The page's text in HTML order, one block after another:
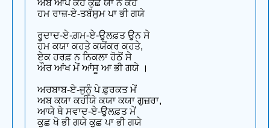
ਅਬ ਆਪ ਕਹੇ ਕੁਛ ਯਾ ਨ ਕਹੇ
ਹਮ ਰਾਜ਼-ਏ-ਤਬੱਸੁਮ ਪਾ ਭੀ ਗਯੇ
ਰੂਦਾਦ-ਏ-ਗ਼ਮ-ਏ-ਉਲਫ਼ਤ ਉਨ ਸੇ
ਹਮ ਕਯਾ ਕਹਤੇ ਕਯੋਂਕਰ ਕਹਤੇ,
ਏਕ ਹਰਫ਼ ਨ ਨਿਕਲਾ ਹੋਠੋਂ ਸੇ
ਔਰ ਆਂਖ ਮੇਂ ਆਂਸੂ ਆ ਭੀ ਗਯੇ ।
ਅਰਬਾਬ-ਏ-ਜੁਨੂੰ ਪੇ ਫ਼ੁਰਕਤ ਮੇਂ
ਅਬ ਕਯਾ ਕਹੀਯੇ ਕਯਾ ਕਯਾ ਗੁਜ਼ਰਾ,
ਆਯੇ ਥੇ ਸਵਾਦ-ਏ-ਉਲਫ਼ਤ ਮੇਂ
ਕੁਛ ਖੋ ਭੀ ਗਯੇ ਕੁਛ ਪਾ ਭੀ ਗਯੇ